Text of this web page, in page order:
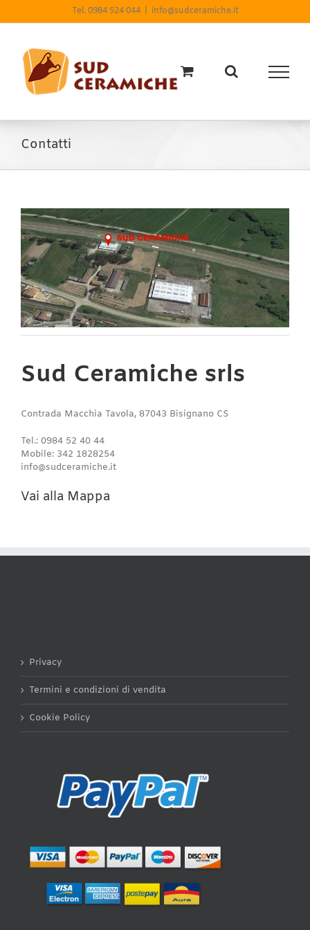
Tel. 0984 524 044 info@sudceramiche.it
Contatti
Sud Ceramiche srls
Contrada Macchia Tavola, 87043 Bisignano CS
Tel.: 0984 52 40 44
Mobile: 342 1828254
info@sudceramiche.it
Vai alla Mappa
Privacy
Termini e condizioni di vendita
Cookie Policy